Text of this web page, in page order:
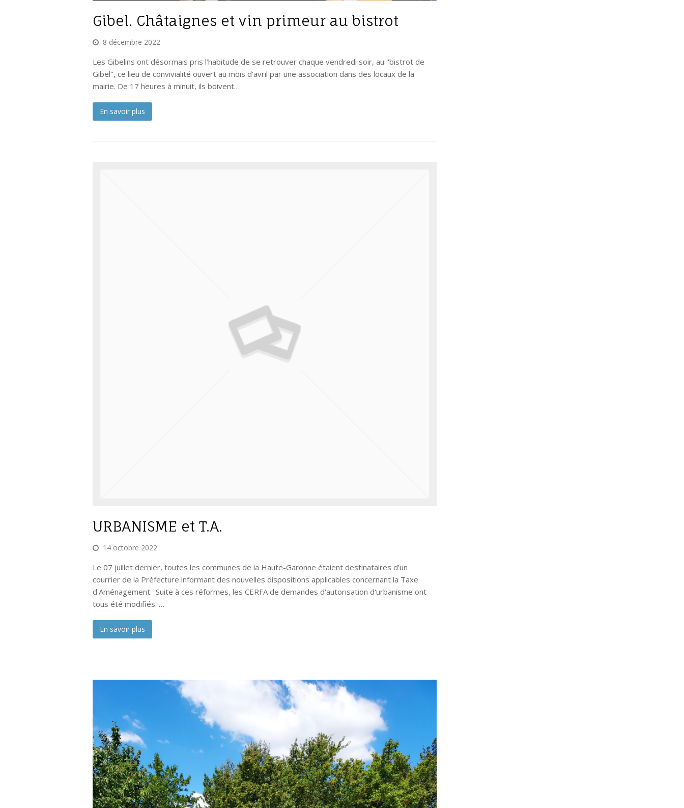
Gibel. Châtaignes et vin primeur au bistrot
8 décembre 2022
Les Gibelins ont désormais pris l’habitude de se retrouver chaque vendredi soir, au "bistrot de
Gibel", ce lieu de convivialité ouvert au mois d’avril par une association dans des locaux de la
mairie. De 17 heures à minuit, ils boivent…
En savoir plus
URBANISME et T.A.
14 octobre 2022
Le 07 juillet dernier, toutes les communes de la Haute-Garonne étaient destinataires d'un
courrier de la Préfecture informant des nouvelles dispositions applicables concernant la Taxe
d'Aménagement. Suite à ces réformes, les CERFA de demandes d'autorisation d'urbanisme ont
tous été modifiés. …
En savoir plus